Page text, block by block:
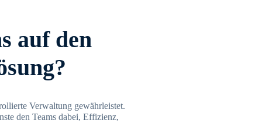
auf den
Verwaltung gewährleistet.
den Teams dabei, Effizienz,